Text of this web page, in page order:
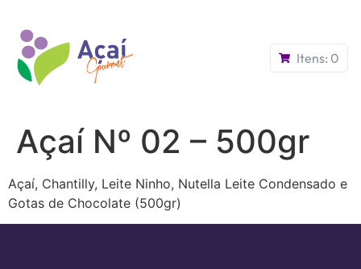
Itens: 0
Açaí Nº 02 – 500gr
Açaí, Chantilly, Leite Ninho, Nutella Leite Condensado e
Gotas de Chocolate (500gr)